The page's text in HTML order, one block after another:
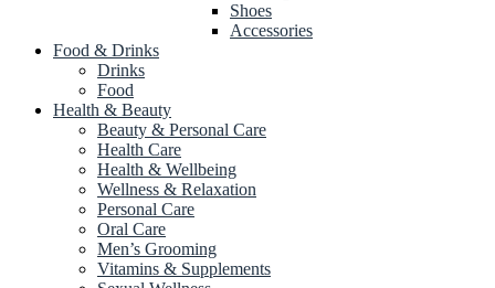
Shoes
Accessories
Food & Drinks
Drinks
Food
Health & Beauty
Beauty & Personal Care
Health Care
Health & Wellbeing
Wellness & Relaxation
Personal Care
Oral Care
Men’s Grooming
Vitamins & Supplements